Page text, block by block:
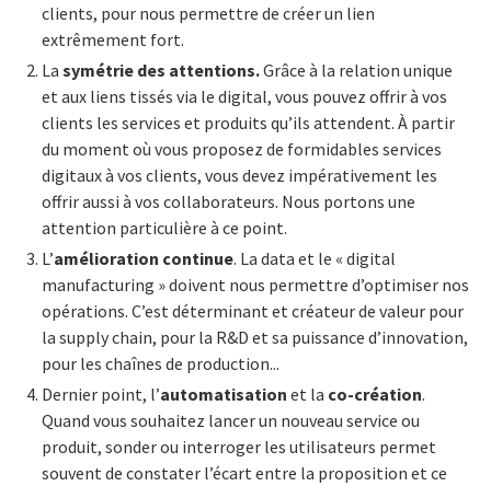
clients, pour nous permettre de créer un lien
extrêmement fort.
La symétrie des attentions.Grâce à la relation unique
et aux liens tissés via le digital, vous pouvez offrir à vos
clients les services et produits qu’ils attendent. À partir
du moment où vous proposez de formidables services
digitaux à vos clients, vous devez impérativement les
offrir aussi à vos collaborateurs. Nous portons une
attention particulière à ce point.
L’amélioration continue. La data et le « digital
manufacturing » doivent nous permettre d’optimiser nos
opérations. C’est déterminant et créateur de valeur pour
la supply chain, pour la R&D et sa puissance d’innovation,
pour les chaînes de production...
Dernier point, l’automatisation et la co-création.
Quand vous souhaitez lancer un nouveau service ou
produit, sonder ou interroger les utilisateurs permet
souvent de constater l’écart entre la proposition et ce